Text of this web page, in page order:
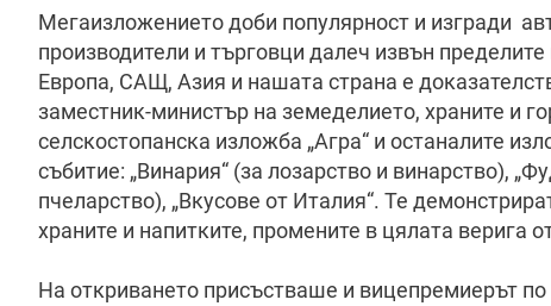
Мегаизложението доби популярност и изгради
производители и търговци далеч извън
Европа, САЩ, Азия и нашата страна е
заместник-министър на земеделието, храните и
селскостопанска изложба „Агра“ и останалите
събитие: „Винария“ (за лозарство и винарство),
пчеларство), „Вкусове от Италия“. Те
храните и напитките, промените в цялата верига
На откриването присъстваше и вицепремиерът